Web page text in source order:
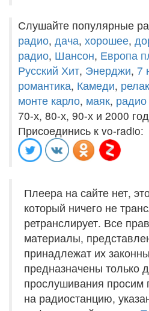
Слушайте популярные
радио, дача, хорошее,
радио, Шансон, Европа
Русский Хит, Энерджи, 7
романтика, Камеди,
монте карло, маяк,
70-х, 80-х, 90-х и 2000
Присоединись к vo-radio:
Плеера на сайте нет,
который ничего не
ретранслирует. Все
материалы,
принадлежат их
предназначены только
прослушивания просим
на радиостанцию,